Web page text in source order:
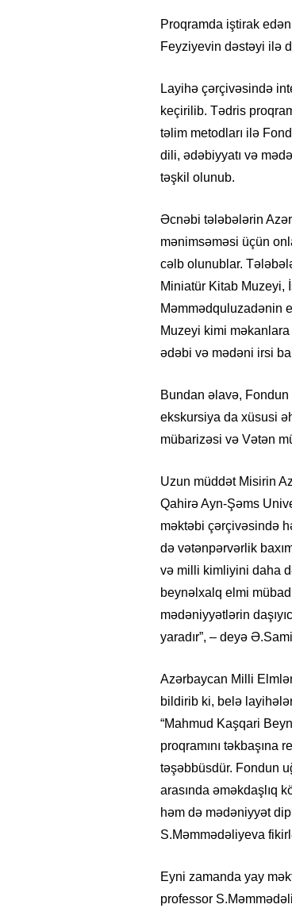
Proqramda iştirak
Feyziyevin dəstəyi ilə
Layihə çərçivəsində
keçirilib. Tədris
təlim metodları ilə
dili, ədəbiyyatı və
təşkil olunub.
Əcnəbi tələbələrin
mənimsəməsi üçün
cəlb olunublar.
Miniatür Kitab Muzeyi,
Məmmədquluzadənin
Muzeyi kimi
ədəbi və mədəni irsi
Bundan əlavə,
ekskursiya da xüsusi
mübarizəsi və Vətən
Uzun müddət Misirin
Qahirə Ayn-Şəms
məktəbi çərçivəsində
də vətənpərvərlik
və milli kimliyini daha
beynəlxalq elmi
mədəniyyətlərin
yaradır”, – deyə
Azərbaycan Milli
bildirib ki, belə
“Mahmud Kaşqari
proqramını təkbaşına
təşəbbüsdür. Fondun
arasında əməkdaşlıq
həm də mədəniyyət
S.Məmmədəliyeva
Eyni zamanda yay
professor